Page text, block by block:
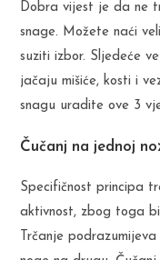
Dobra vijest je da ne
snage. Možete naći
suziti izbor. Sljedeće
jačaju mišiće, kosti i
snagu uradite ove 3
Čučanj na jednoj
Specifičnost principa
aktivnost, zbog toga
Trčanje